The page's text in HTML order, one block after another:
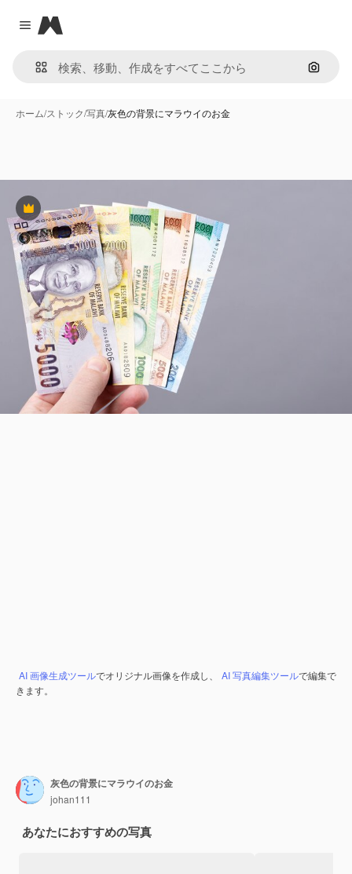
Close menu
Magnific
画像で
ホーム/ストック/写真/灰色の背景にマラウイのお金
Premium
AI 画像生成ツールでオリジナル画像を作成し、 AI 写真編集ツールで編集で
きます。
灰色の背景にマラウイのお金
johan111
あなたにおすすめの写真